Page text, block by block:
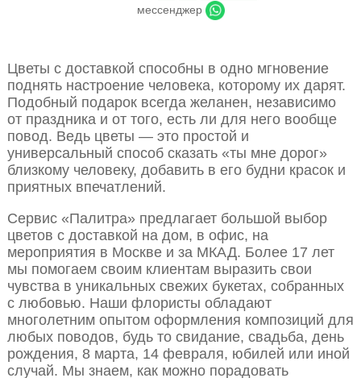
мессенджер
Цветы с доставкой способны в одно мгновение
поднять настроение человека, которому их дарят.
Подобный подарок всегда желанен, независимо
от праздника и от того, есть ли для него вообще
повод. Ведь цветы — это простой и
универсальный способ сказать «ты мне дорог»
близкому человеку, добавить в его будни красок и
приятных впечатлений.
Сервис «Палитра» предлагает большой выбор
цветов с доставкой на дом, в офис, на
мероприятия в Москве и за МКАД. Более 17 лет
мы помогаем своим клиентам выразить свои
чувства в уникальных свежих букетах, собранных
с любовью. Наши флористы обладают
многолетним опытом оформления композиций для
любых поводов, будь то свидание, свадьба, день
рождения, 8 марта, 14 февраля, юбилей или иной
случай. Мы знаем, как можно порадовать